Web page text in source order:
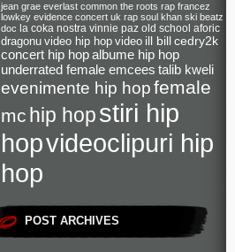
jean grae everlast common the roots rap francez
lowkey evidence concert uk rap soul khan ski beatz
doc la coka nostra vinnie paz old school aforic
dragonu video hip hop video ill bill cedry2k
concert hip hopalbume hip hop
underrated female emcees talib kweli
evenimente hip hopfemale
mc hip hopstiri hip
hopvideoclipuri hip
hop
POST ARCHIVES